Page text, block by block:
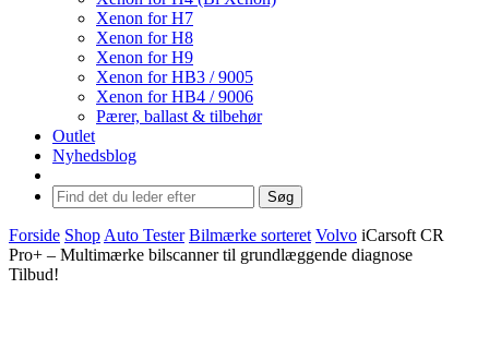
Xenon for H7
Xenon for H8
Xenon for H9
Xenon for HB3 / 9005
Xenon for HB4 / 9006
Pærer, ballast & tilbehør
Outlet
Nyhedsblog
Søg
Forside Shop Auto Tester Bilmærke sorteret Volvo iCarsoft CR
Pro+ – Multimærke bilscanner til grundlæggende diagnose
Tilbud!